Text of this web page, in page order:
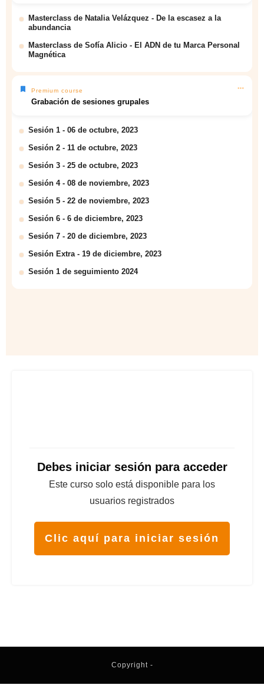
Debes iniciar sesión para acceder
Este curso solo está disponible para los
usuarios registrados
Clic aquí para iniciar sesión
Masterclass de Natalia Velázquez - De la escasez a la
abundancia
Masterclass de Sofía Alicio - El ADN de tu Marca Personal
Magnética
Premium course
Grabación de sesiones grupales
Sesión 1 - 06 de octubre, 2023
Sesión 2 - 11 de octubre, 2023
Sesión 3 - 25 de octubre, 2023
Sesión 4 - 08 de noviembre, 2023
Sesión 5 - 22 de noviembre, 2023
Sesión 6 - 6 de diciembre, 2023
Sesión 7 - 20 de diciembre, 2023
Sesión Extra - 19 de diciembre, 2023
Sesión 1 de seguimiento 2024
Copyright -